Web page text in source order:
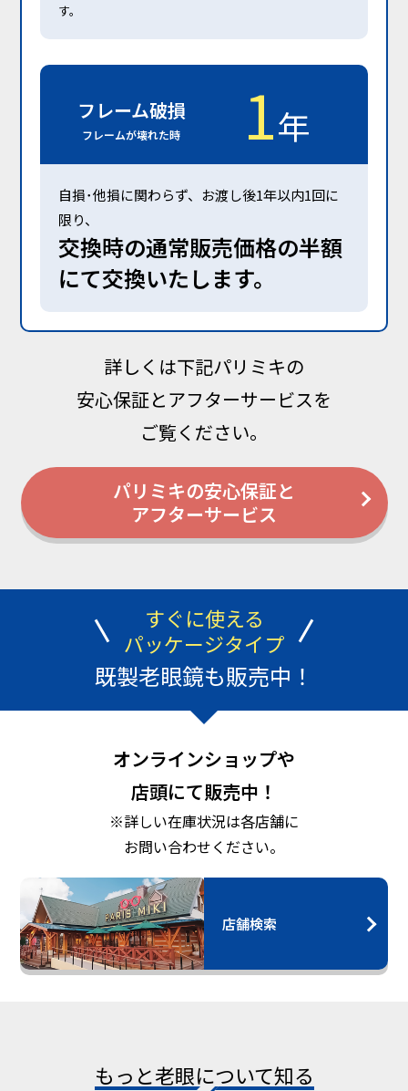
す。
フレーム破損
フレームが壊れた時 1年
⾃損･他損に関わらず、お渡し後1年以内1回に
限り、
交換時の通常販売価格の半額
にて交換いたします。
詳しくは下記パリミキの
安心保証とアフターサービスを
ご覧ください。
パリミキの安心保証と
アフターサービス
すぐに使える
パッケージタイプ
既製老眼鏡も販売中！
オンラインショップや
店頭にて販売中！
※詳しい在庫状況は各店舗に
お問い合わせください。
店舗検索
もっと⽼眼について知る